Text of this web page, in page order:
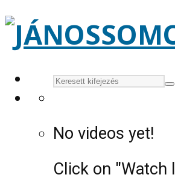
No videos yet!
Click on "Watch